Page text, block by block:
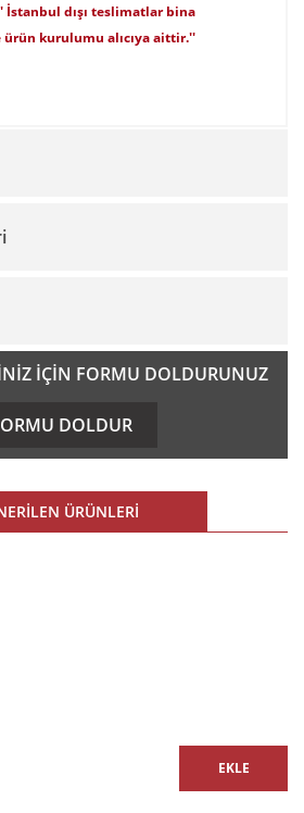
dışı teslimatlar bina
ürün kurulumu alıcıya aittir.''
ilk yorumu siz yapın!
resim, ürün açıklamalarında ve diğer
noktaları öneri formunu
iletebilirsiniz.
bozuk veya görüntülenemiyor.
eksik bilgiler bulunuyor.
İÇİN FORMU DOLDURUNUZ
DOLDUR
ÜRÜNLERİ
EKLE